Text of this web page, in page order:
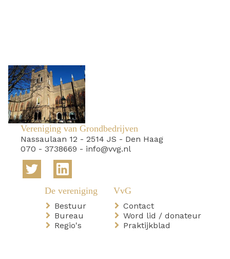
Vereniging van Grondbedrijven
Nassaulaan 12 - 2514 JS - Den Haag
070 - 3738669 - info@vvg.nl
Bestuur
Bureau
Regio's
Contact
Word lid / donateur
Praktijkblad